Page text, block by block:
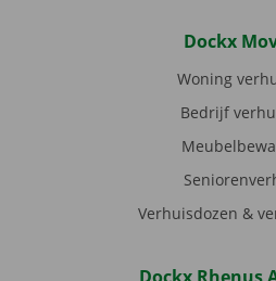
Dockx
Woning
Bedrijf
Verhuisdozen &